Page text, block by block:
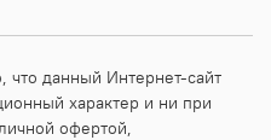
данный Интернет-сайт
характер и ни при
офертой,